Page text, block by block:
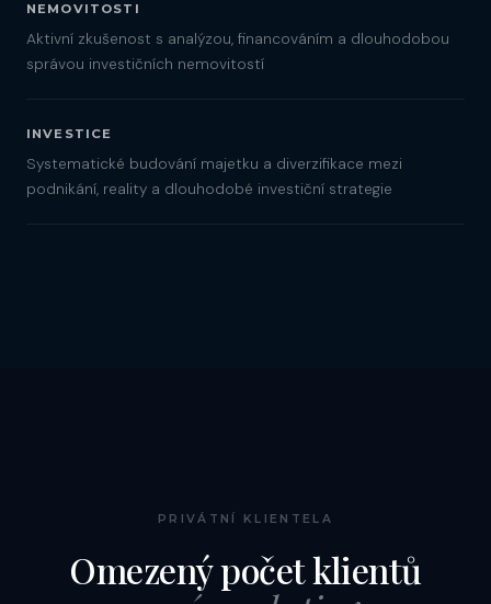
NEMOVITOSTI
Aktivní zkušenost s analýzou, financováním a dlouhodobou
správou investičních nemovitostí
INVESTICE
Systematické budování majetku a diverzifikace mezi
podnikání, reality a dlouhodobé investiční strategie
PRIVÁTNÍ KLIENTELA
Omezený počet klientů